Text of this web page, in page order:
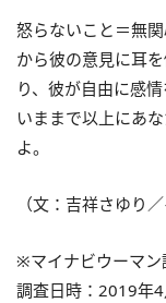
怒らないこと＝無
から彼の意見に耳
り、彼が自由に感
いままで以上にあ
よ。
（文：吉祥さゆり
※マイナビウーマン
調査日時：2019年